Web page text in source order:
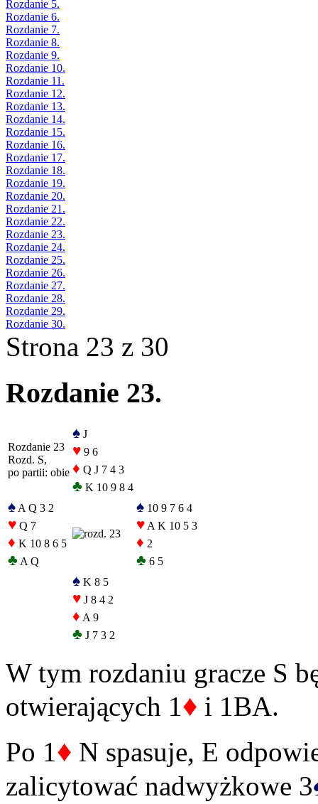
Rozdanie 5.
Rozdanie 6.
Rozdanie 7.
Rozdanie 8.
Rozdanie 9.
Rozdanie 10.
Rozdanie 11.
Rozdanie 12.
Rozdanie 13.
Rozdanie 14.
Rozdanie 15.
Rozdanie 16.
Rozdanie 17.
Rozdanie 18.
Rozdanie 19.
Rozdanie 20.
Rozdanie 21.
Rozdanie 22.
Rozdanie 23.
Rozdanie 24.
Rozdanie 25.
Rozdanie 26.
Rozdanie 27.
Rozdanie 28.
Rozdanie 29.
Rozdanie 30.
Strona 23 z 30
Rozdanie 23.
Rozdanie 23
Rozd. S,
po partii: obie
♠ J
♥ 9 6
♦ Q J 7 4 3
♣ K 10 9 8 4
♠ A Q 3 2
♥ Q 7
♦ K 10 8 6 5
♣ A Q
♠ 10 9 7 6 4
♥ A K 10 5 3
♦ 2
♣ 6 5
♠ K 8 5
♥ J 8 4 2
♦ A 9
♣ J 7 3 2
W tym rozdaniu gracze S
otwierających 1♦ i 1BA.
Po 1♦ N spasuje, E
zalicytować nadwyżkowe 3